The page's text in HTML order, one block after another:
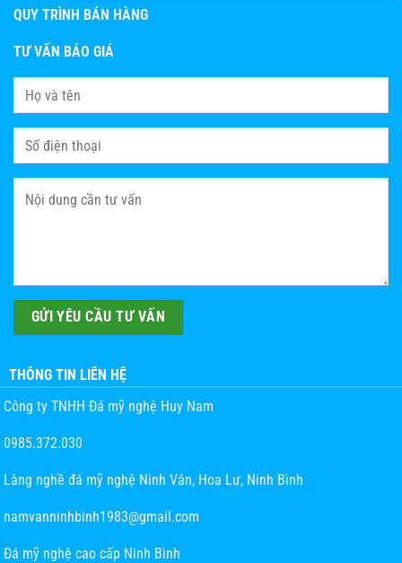
QUY TRÌNH BÁN HÀNG
TƯ VẤN BÁO GIÁ
THÔNG TIN LIÊN HỆ
Công ty TNHH Đá mỹ nghệ Huy Nam
0985.372.030
Làng nghề đá mỹ nghệ Ninh Vân, Hoa Lư, Ninh Bình
namvanninhbinh1983@gmail.com
Đá mỹ nghệ cao cấp Ninh Bình